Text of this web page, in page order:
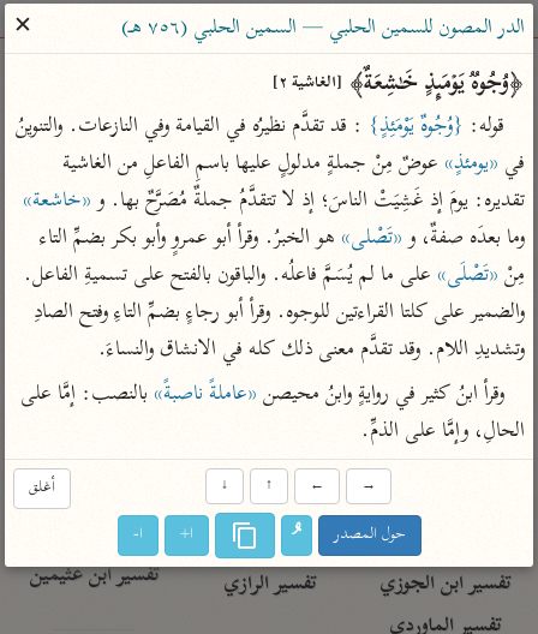
ساهم معنا في نشر القرآن والعلم الشرعي
الباحث القرآني
بحث تفسير علوم مصاحف معاجم
Type 2 or more characters for results.
Type 1 or more
characters for results.
أمّهات
تفسير الطبري
تفسير ابن كثير
تفسير القرطبي
تفسير البغوي
تفسير ابن الجوزي
عامّة
فتح البيان للقنوجي
فتح القدير للشوكاني
موسوعات
تفسير الآلوسي
تفسير الرازي
معاصرة
الميسر
المختصر في
التفسير
تفسير السعدي
أيسر التفاسير
القرآن – تدبر وعمل
تفسير ابن عثيمين
الدر المصون للسمين الحلبي — السمين الحلبي (٧٥٦ هـ)
✕
﴿وُجُوهࣱ یَوۡمَىِٕذٍ خَـٰشِعَةٌ﴾ [الغاشية ٢]
قوله: {وُجُوهٌ يَوْمَئِذٍ}
في «يومئذٍ»
تقديره: يومَ إذ غَشِيَتْ الناسَ؛ إذ لا تتقدَّمُ جملةٌ مُصَرَّحٌ بها. و «خاشعة»
وما بعدَه صفةٌ، و «تَصْلى»
مِنْ «تَصْلَى»
وتشديدِ اللام. وقد تقدَّم معنى ذلك كله في الانشاق والنساءَ.
وقرأ ابنُ كثير في روايةٍ وابنُ محيصن «عاملةً ناصبةً»
الحالِ، وإمَّا على الذمِّ.
أغلق →
←
↑
↓
حول المصدر ا+ ا-